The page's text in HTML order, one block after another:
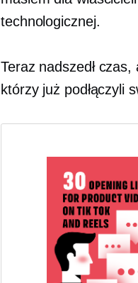
technologicznej.
Teraz nadszedł
którzy już podłączyli